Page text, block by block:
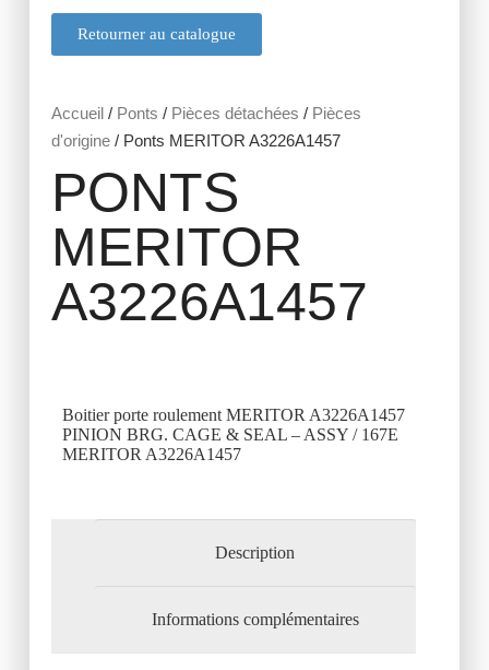
Retourner au catalogue
Accueil/ Ponts / Pièces détachées / Pièces
d'origine/ Ponts MERITOR A3226A1457
PONTS
MERITOR
A3226A1457
Boitier porte roulement MERITOR A3226A1457
PINION BRG. CAGE & SEAL – ASSY / 167E
MERITOR A3226A1457
Description
Informations complémentaires